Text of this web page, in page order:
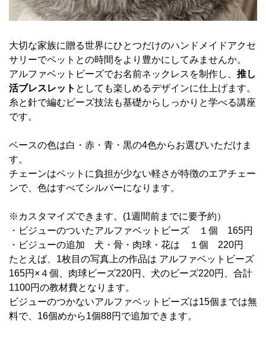
大切な家族に贈る世界にひとつだけのハンドメイドアクセ
サリーでペットとの時間をより豊かにしてみませんか。
アルファベットビーズでお名前ネックレスを制作し、 推し
活ブレスレット としても楽しめるデザインに仕上げます。
糸と針で編むビーズ技法も基礎からしっかりと学べる講座
です。
ベースの色は白・赤・青・黒の4色からお選びいただけま
す。
チェーンはペットに負担が少ない軽さが特徴のエアチェー
ンで、色はすべてシルバーになります。
※カスタマイズできます。(1週間前までに要予約）
・ビジューのついたアルファベットビーズ １個 165円
・ビジューの追加 犬・骨・肉球・花は １個 220円
たとえば、1枚目の写真上の作品は アルファベットビーズ
165円×４個、肉球ビーズ220円、犬のビーズ220円、合計
1100円の教材費となります。
ビジューのつかないアルファベットビーズは15個までは無
料で、16個めから1個88円で追加できます。